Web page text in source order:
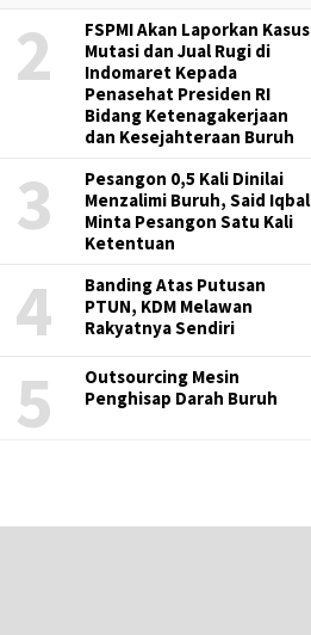
2
FSPMI Akan Laporkan Kasus
Mutasi dan Jual Rugi di
Indomaret Kepada
Penasehat Presiden RI
Bidang Ketenagakerjaan
dan Kesejahteraan Buruh
3
Pesangon 0,5 Kali Dinilai
Menzalimi Buruh, Said Iqbal
Minta Pesangon Satu Kali
Ketentuan
4
Banding Atas Putusan
PTUN, KDM Melawan
Rakyatnya Sendiri
5
Outsourcing Mesin
Penghisap Darah Buruh